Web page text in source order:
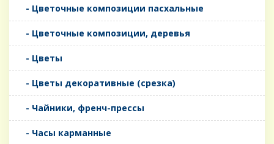
- Цветочные композиции пасхальные
- Цветочные композиции, деревья
- Цветы
- Цветы декоративные (срезка)
- Чайники, френч-прессы
- Часы карманные